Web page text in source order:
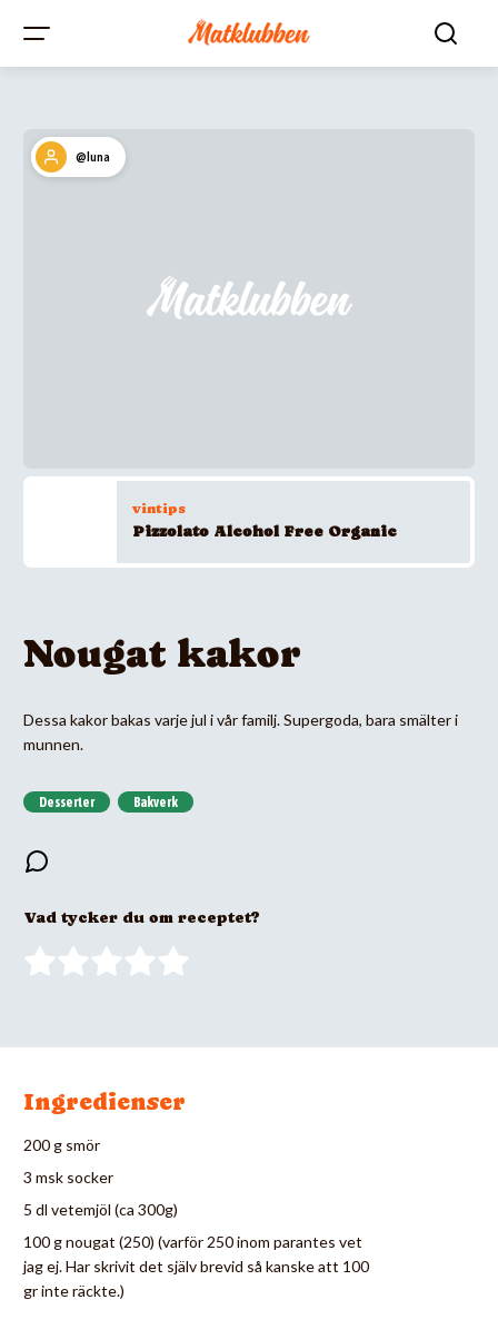
@luna
vintips
Pizzolato Alcohol Free Organic
Nougat kakor
Dessa kakor bakas varje jul i vår familj. Supergoda, bara smälter i
munnen.
Desserter Bakverk
Vad tycker du om receptet?
Ingredienser
200 g smör
3 msk socker
5 dl vetemjöl (ca 300g)
100 g nougat (250) (varför 250 inom parantes vet
jag ej. Har skrivit det själv brevid så kanske att 100
gr inte räckte.)